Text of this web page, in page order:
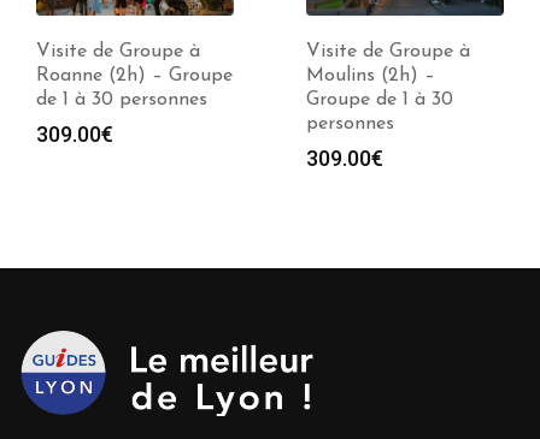
Visite de Groupe à
Moulins (2h) –
Groupe de 1 à 30
personnes
Visite de Groupe à
Annemasse (2h) –
Groupe de 1 à 30
personnes
309.00€